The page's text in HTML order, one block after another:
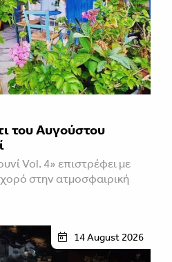
του Αυγούστου
Vol. 4» επιστρέφει με
χορό στην ατμοσφαιρική
14 August 2026